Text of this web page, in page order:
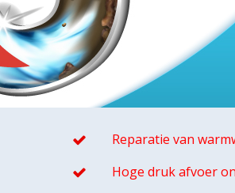
Reparatie van
Hoge druk afvoer